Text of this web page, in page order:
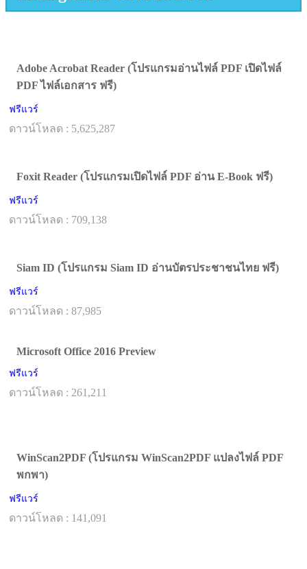
Adobe Acrobat Reader (โปรแกรมอ่านไฟล์ PDF เปิดไฟล์
PDF ไฟล์เอกสาร ฟรี)
ฟรีแวร์
ดาวน์โหลด : 5,625,287
Foxit Reader (โปรแกรมเปิดไฟล์ PDF อ่าน E-Book ฟรี)
ฟรีแวร์
ดาวน์โหลด : 709,138
Siam ID (โปรแกรม Siam ID อ่านบัตรประชาชนไทย ฟรี)
ฟรีแวร์
ดาวน์โหลด : 87,985
Microsoft Office 2016 Preview
ฟรีแวร์
ดาวน์โหลด : 261,211
WinScan2PDF (โปรแกรม WinScan2PDF แปลงไฟล์ PDF
พกพา)
ฟรีแวร์
ดาวน์โหลด : 141,091